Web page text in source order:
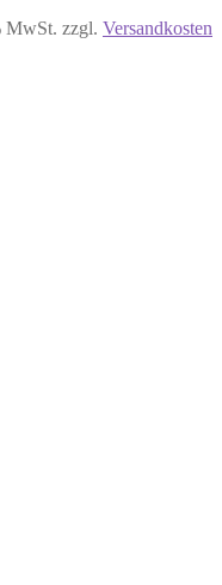
MwSt. zzgl. Versandkosten